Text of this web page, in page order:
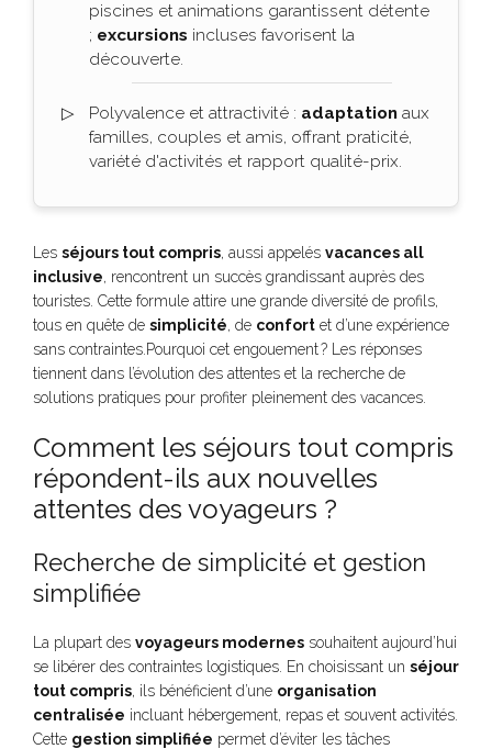
piscines et animations garantissent détente
; excursions incluses favorisent la
découverte.
Polyvalence et attractivité : adaptationaux
familles, couples et amis, offrant praticité,
variété d'activités et rapport qualité-prix.
Les séjours tout compris, aussi appelés vacances all
inclusive, rencontrent un succès grandissant auprès des
touristes. Cette formule attire une grande diversité de profils,
tous en quête de simplicité, de confort et d’une expérience
sans contraintes.Pourquoi cet engouement ? Les réponses
tiennent dans l’évolution des attentes et la recherche de
solutions pratiques pour profiter pleinement des vacances.
Comment les séjours tout compris
répondent-ils aux nouvelles
attentes des voyageurs ?
Recherche de simplicité et gestion
simplifiée
La plupart des voyageurs modernes souhaitent aujourd’hui
se libérer des contraintes logistiques. En choisissant un séjour
tout compris, ils bénéficient d’une organisation
centralisée incluant hébergement, repas et souvent activités.
Cette gestion simplifiée permet d’éviter les tâches